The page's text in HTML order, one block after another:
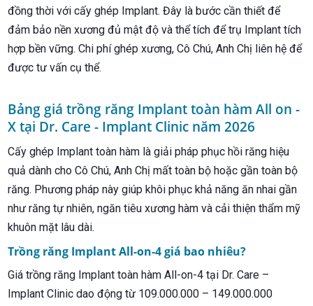
đồng thời với cấy ghép Implant. Đây là bước cần thiết để
đảm bảo nền xương đủ mật độ và thể tích để trụ Implant tích
hợp bền vững. Chi phí ghép xương, Cô Chú, Anh Chị liên hệ để
được tư vấn cụ thể.
Bảng giá trồng răng Implant toàn hàm All on -
X tại Dr. Care - Implant Clinic năm 2026
Cấy ghép Implant toàn hàm là giải pháp phục hồi răng hiệu
quả dành cho Cô Chú, Anh Chị mất toàn bộ hoặc gần toàn bộ
răng. Phương pháp này giúp khôi phục khả năng ăn nhai gần
như răng tự nhiên, ngăn tiêu xương hàm và cải thiện thẩm mỹ
khuôn mặt lâu dài.
Trồng răng Implant All-on-4 giá bao nhiêu?
Giá trồng răng Implant toàn hàm All-on-4 tại Dr. Care –
Implant Clinic dao động từ 109.000.000 – 149.000.000